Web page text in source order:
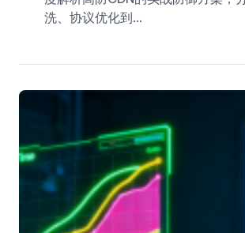
洗、协议优化到...